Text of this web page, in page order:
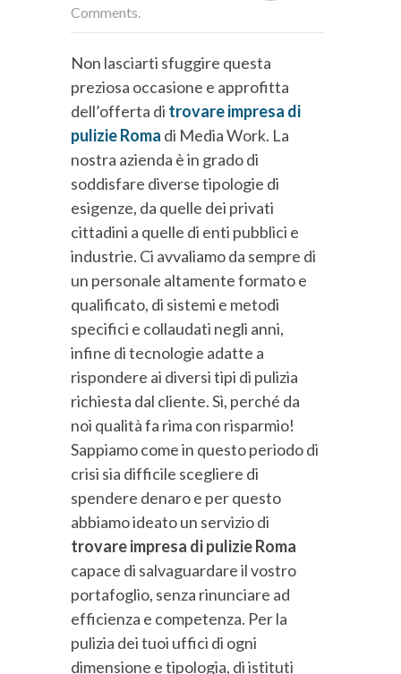
Comments.
Non lasciarti sfuggire questa
preziosa occasione e approfitta
dell’offerta di trovare impresa di
pulizie Roma di Media Work. La
nostra azienda è in grado di
soddisfare diverse tipologie di
esigenze, da quelle dei privati
cittadini a quelle di enti pubblici e
industrie. Ci avvaliamo da sempre di
un personale altamente formato e
qualificato, di sistemi e metodi
specifici e collaudati negli anni,
infine di tecnologie adatte a
rispondere ai diversi tipi di pulizia
richiesta dal cliente. Sì, perché da
noi qualità fa rima con risparmio!
Sappiamo come in questo periodo di
crisi sia difficile scegliere di
spendere denaro e per questo
abbiamo ideato un servizio di
trovare impresa di pulizie Roma
capace di salvaguardare il vostro
portafoglio, senza rinunciare ad
efficienza e competenza. Per la
pulizia dei tuoi uffici di ogni
dimensione e tipologia, di istituti